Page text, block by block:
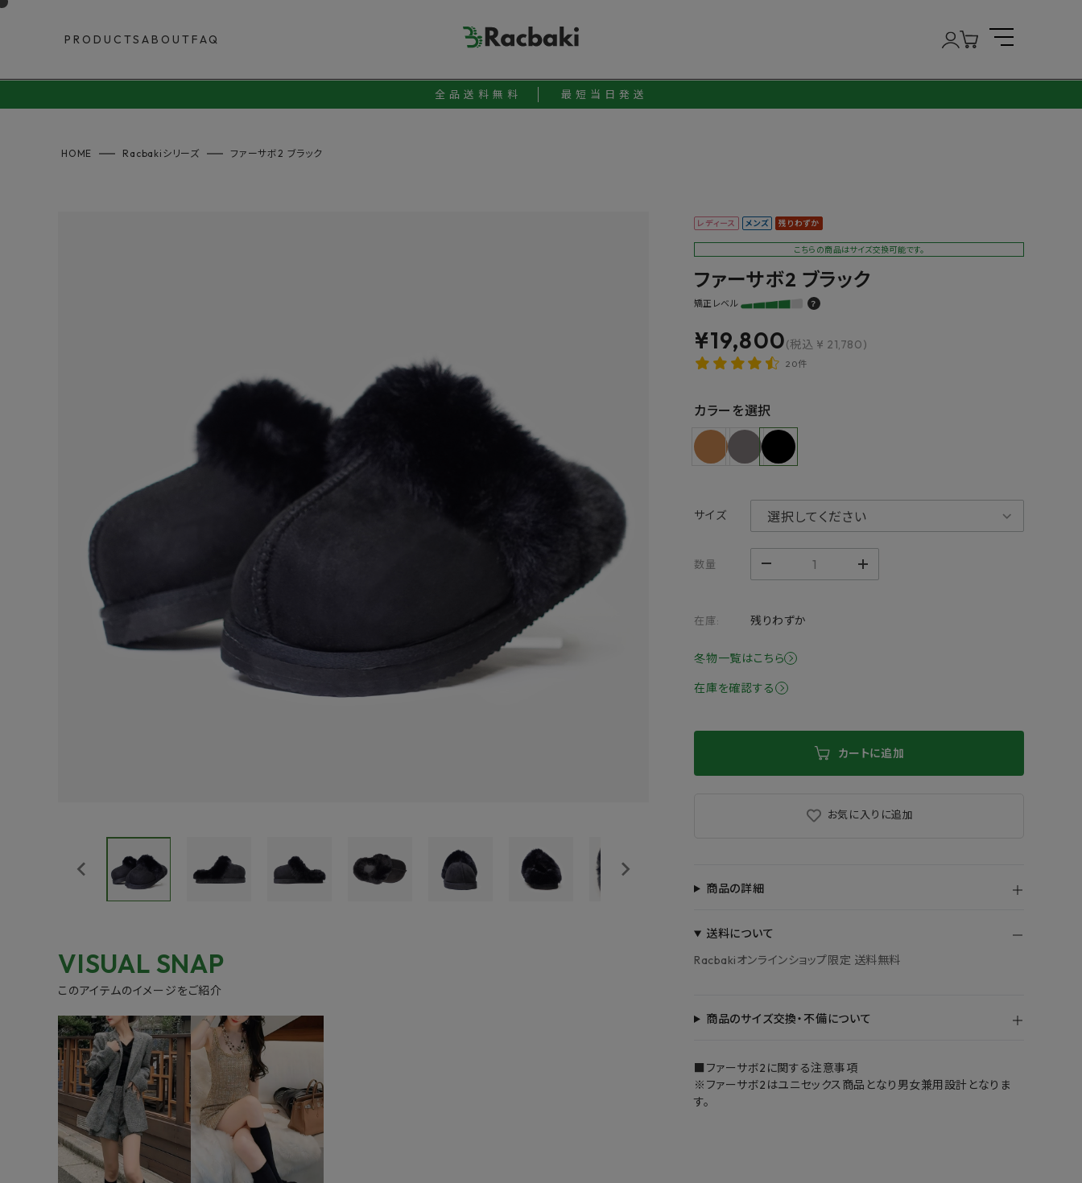
PRODUCTS ABOUTFAQ
全品送料無料 最短当日発送
HOME Racbakiシリーズ ファーサボ2 ブラック
VISUAL SNAP
このアイテムのイメージをご紹介
レディース メンズ 残りわずか
こちらの商品はサイズ交換可能です。
ファーサボ2 ブラック
矯正レベル ？
¥19,800(税込 ¥ 21,780)
20件
カラーを選択
サイズ
数量
在庫: 残りわずか
冬物一覧はこちら
在庫を確認する
カートに追加
お気に入りに追加
商品の詳細
送料について
Racbakiオンラインショップ限定 送料無料
商品のサイズ交換・不備について
■ファーサボ2に関する注意事項
※ファーサボ2はユニセックス商品となり男女兼用設計となりま
す。